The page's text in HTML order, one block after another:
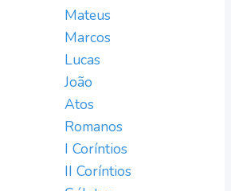
Mateus
Marcos
Lucas
João
Atos
Romanos
I Coríntios
II Coríntios